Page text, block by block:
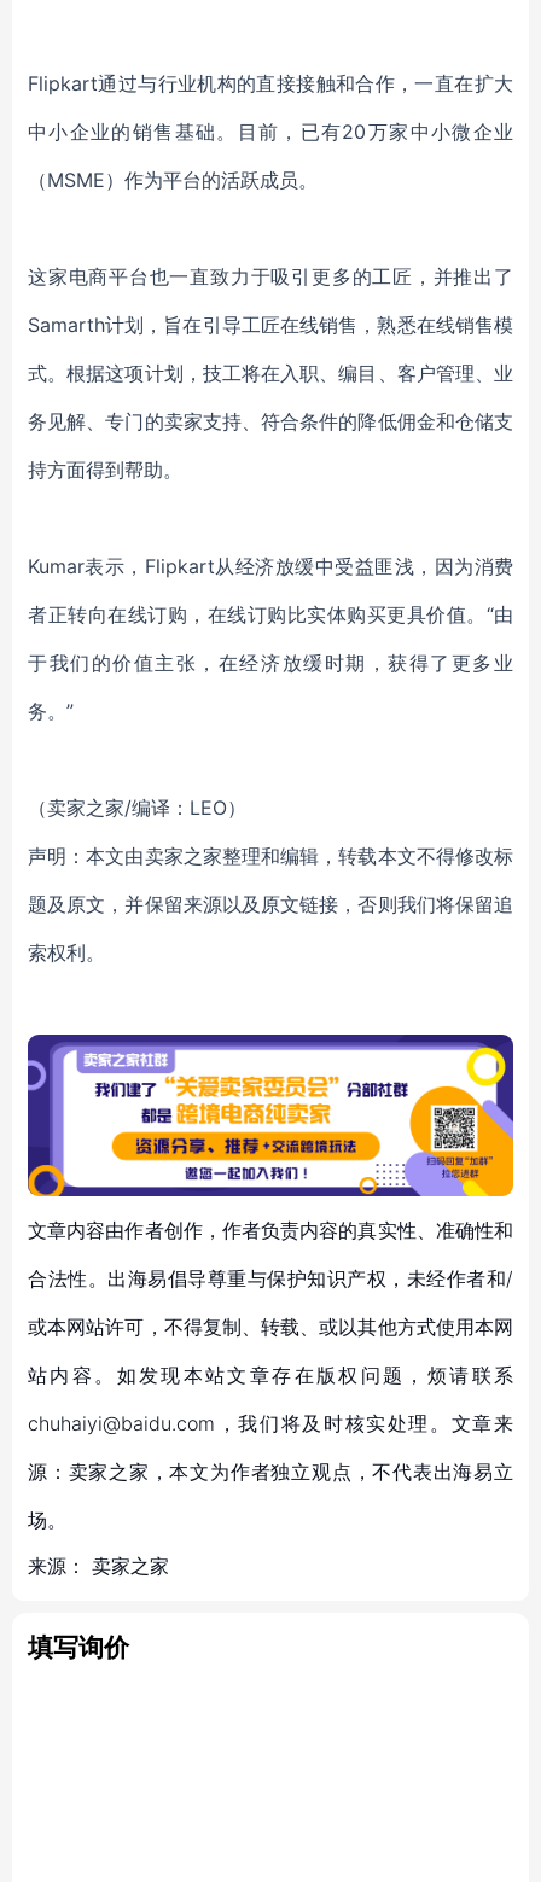
Flipkart通过与行业机构的直接接触和合作，一直在扩大
中小企业的销售基础。目前，已有20万家中小微企业
（MSME）作为平台的活跃成员。
这家电商平台也一直致力于吸引更多的工匠，并推出了
Samarth计划，旨在引导工匠在线销售，熟悉在线销售模
式。根据这项计划，技工将在入职、编目、客户管理、业
务见解、专门的卖家支持、符合条件的降低佣金和仓储支
持方面得到帮助。
Kumar表示，Flipkart从经济放缓中受益匪浅，因为消费
者正转向在线订购，在线订购比实体购买更具价值。“由
于我们的价值主张，在经济放缓时期，获得了更多业
务。”
（卖家之家/编译：LEO）
声明：本文由卖家之家整理和编辑，转载本文不得修改标
题及原文，并保留来源以及原文链接，否则我们将保留追
索权利。
文章内容由作者创作，作者负责内容的真实性、准确性和
合法性。出海易倡导尊重与保护知识产权，未经作者和/
或本网站许可，不得复制、转载、或以其他方式使用本网
站内容。如发现本站文章存在版权问题，烦请联系
chuhaiyi@baidu.com，我们将及时核实处理。文章来
源：卖家之家，本文为作者独立观点，不代表出海易立
场。
来源： 卖家之家
填写询价